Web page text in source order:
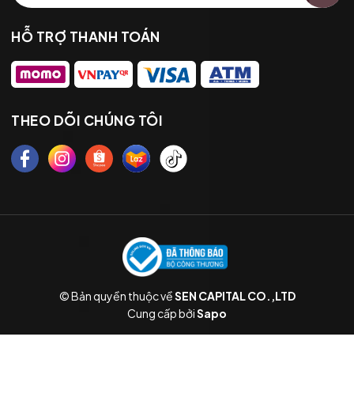
HỖ TRỢ THANH TOÁN
THEO DÕI CHÚNG TÔI
© Bản quyền thuộc vềSEN CAPITAL CO.,LTD
Cung cấp bởiSapo